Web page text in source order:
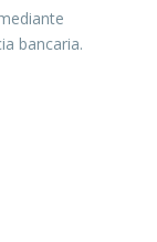
bancaria.